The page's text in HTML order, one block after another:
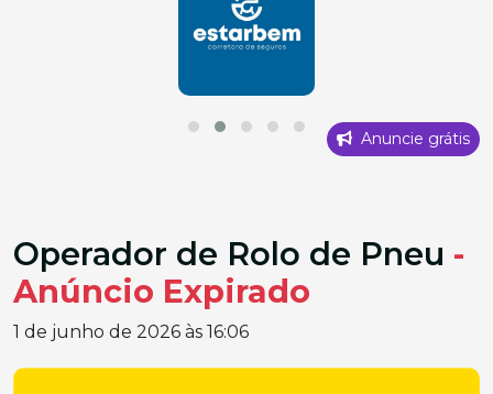
Anuncie grátis
Operador de Rolo de Pneu -
Anúncio Expirado
1 de junho de 2026 às 16:06